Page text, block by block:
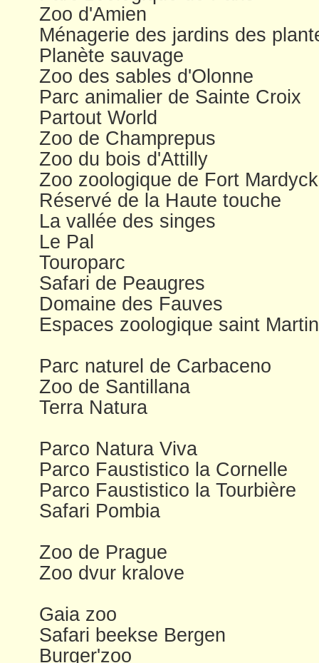
Zoo d'Amien
Ménagerie des jardins des
Planète sauvage
Zoo des sables d'Olonne
Parc animalier de Sainte Croix
Partout World
Zoo de Champrepus
Zoo du bois d'Attilly
Zoo zoologique de Fort Mardyck
Réservé de la Haute touche
La vallée des singes
Le Pal
Touroparc
Safari de Peaugres
Domaine des Fauves
Espaces zoologique saint
Parc naturel de Carbaceno
Zoo de Santillana
Terra Natura
Parco Natura Viva
Parco Faustistico la Cornelle
Parco Faustistico la Tourbière
Safari Pombia
Zoo de Prague
Zoo dvur kralove
Gaia zoo
Safari beekse Bergen
Burger'zoo